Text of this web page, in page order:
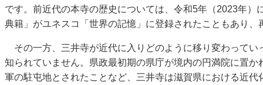
です。前近代の本寺の歴史については、令和5年（2023年）
典籍」がユネスコ「世界の記憶」に登録されたこともあり、
その一方、三井寺が近代に入りどのように移り変わってい
知られていません。県政最初期の県庁が境内の円満院に置か
軍の駐屯地とされたことなど、三井寺は滋賀県における近代